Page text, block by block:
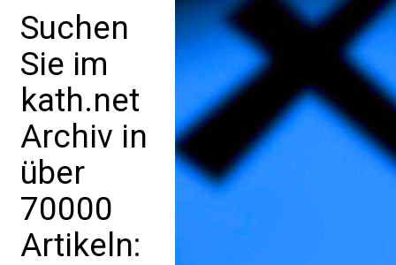
Suchen
Sie im
kath.net
Archiv in
über
70000
Artikeln: